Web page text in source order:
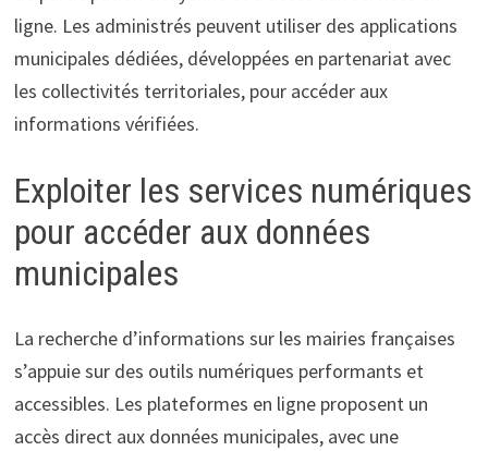
ligne. Les administrés peuvent utiliser des applications
municipales dédiées, développées en partenariat avec
les collectivités territoriales, pour accéder aux
informations vérifiées.
Exploiter les services numériques
pour accéder aux données
municipales
La recherche d’informations sur les mairies françaises
s’appuie sur des outils numériques performants et
accessibles. Les plateformes en ligne proposent un
accès direct aux données municipales, avec une